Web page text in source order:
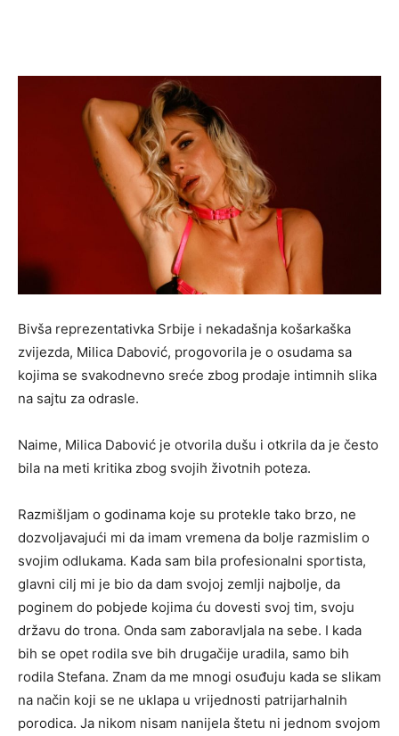
Bivša reprezentativka Srbije i nekadašnja košarkaška
zvijezda, Milica Dabović, progovorila je o osudama sa
kojima se svakodnevno sreće zbog prodaje intimnih slika
na sajtu za odrasle.
Naime, Milica Dabović je otvorila dušu i otkrila da je često
bila na meti kritika zbog svojih životnih poteza.
Razmišljam o godinama koje su protekle tako brzo, ne
dozvoljavajući mi da imam vremena da bolje razmislim o
svojim odlukama. Kada sam bila profesionalni sportista,
glavni cilj mi je bio da dam svojoj zemlji najbolje, da
poginem do pobjede kojima ću dovesti svoj tim, svoju
državu do trona. Onda sam zaboravljala na sebe. I kada
bih se opet rodila sve bih drugačije uradila, samo bih
rodila Stefana. Znam da me mnogi osuđuju kada se slikam
na način koji se ne uklapa u vrijednosti patrijarhalnih
porodica. Ja nikom nisam nanijela štetu ni jednom svojom